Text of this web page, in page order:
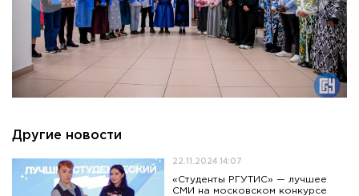
Другие новости
22.11.2024 14:07
«Студенты РГУТИС» — лучшее
СМИ на московском конкурсе